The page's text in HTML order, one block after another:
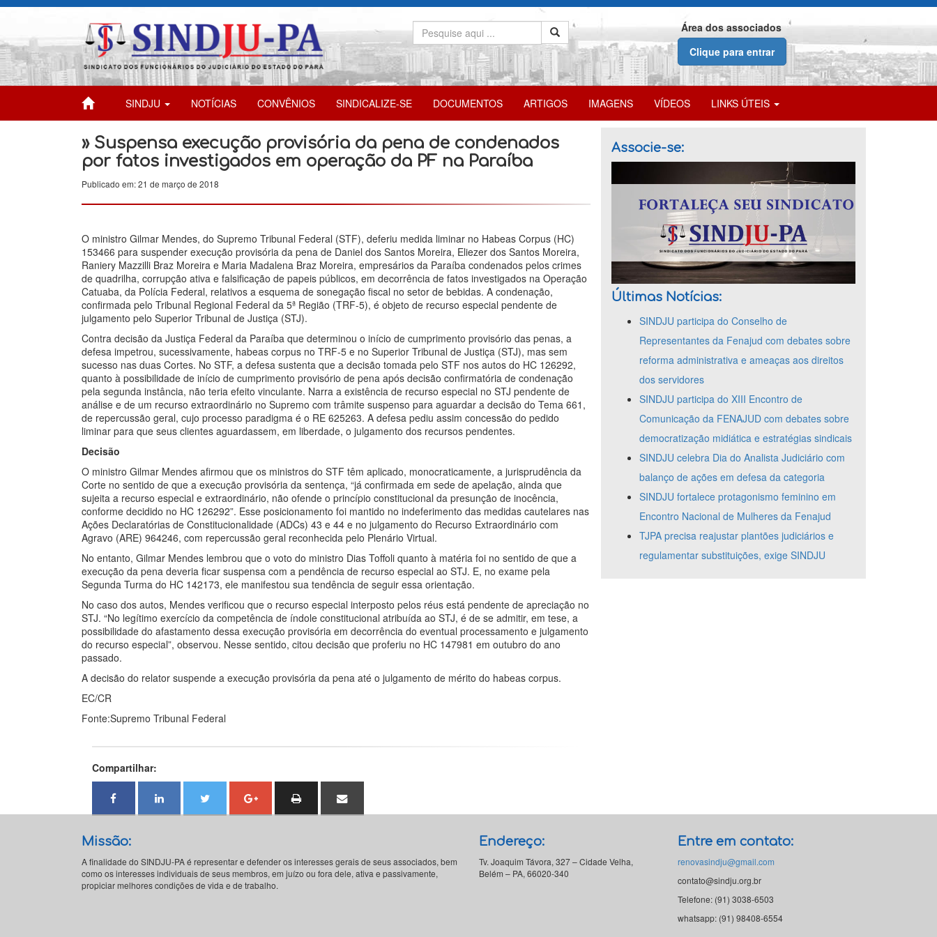
Área dos associados
Clique para entrar
SINDJU NOTÍCIAS CONVÊNIOS SINDICALIZE-SE DOCUMENTOS ARTIGOS IMAGENS VÍDEOS LINKS ÚTEIS
» Suspensa execução provisória da pena de condenados
por fatos investigados em operação da PF na Paraíba
Publicado em: 21 de março de 2018
O ministro Gilmar Mendes, do Supremo Tribunal Federal (STF), deferiu medida liminar no Habeas Corpus (HC)
153466 para suspender execução provisória da pena de Daniel dos Santos Moreira, Eliezer dos Santos Moreira,
Raniery Mazzilli Braz Moreira e Maria Madalena Braz Moreira, empresários da Paraíba condenados pelos crimes
de quadrilha, corrupção ativa e falsificação de papeis públicos, em decorrência de fatos investigados na Operação
Catuaba, da Polícia Federal, relativos a esquema de sonegação fiscal no setor de bebidas. A condenação,
confirmada pelo Tribunal Regional Federal da 5ª Região (TRF-5), é objeto de recurso especial pendente de
julgamento pelo Superior Tribunal de Justiça (STJ).
Contra decisão da Justiça Federal da Paraíba que determinou o início de cumprimento provisório das penas, a
defesa impetrou, sucessivamente, habeas corpus no TRF-5 e no Superior Tribunal de Justiça (STJ), mas sem
sucesso nas duas Cortes. No STF, a defesa sustenta que a decisão tomada pelo STF nos autos do HC 126292,
quanto à possibilidade de início de cumprimento provisório de pena após decisão confirmatória de condenação
pela segunda instância, não teria efeito vinculante. Narra a existência de recurso especial no STJ pendente de
análise e de um recurso extraordinário no Supremo com trâmite suspenso para aguardar a decisão do Tema 661,
de repercussão geral, cujo processo paradigma é o RE 625263. A defesa pediu assim concessão do pedido
liminar para que seus clientes aguardassem, em liberdade, o julgamento dos recursos pendentes.
Decisão
O ministro Gilmar Mendes afirmou que os ministros do STF têm aplicado, monocraticamente, a jurisprudência da
Corte no sentido de que a execução provisória da sentença, “já confirmada em sede de apelação, ainda que
sujeita a recurso especial e extraordinário, não ofende o princípio constitucional da presunção de inocência,
conforme decidido no HC 126292”. Esse posicionamento foi mantido no indeferimento das medidas cautelares nas
Ações Declaratórias de Constitucionalidade (ADCs) 43 e 44 e no julgamento do Recurso Extraordinário com
Agravo (ARE) 964246, com repercussão geral reconhecida pelo Plenário Virtual.
No entanto, Gilmar Mendes lembrou que o voto do ministro Dias Toffoli quanto à matéria foi no sentido de que a
execução da pena deveria ficar suspensa com a pendência de recurso especial ao STJ. E, no exame pela
Segunda Turma do HC 142173, ele manifestou sua tendência de seguir essa orientação.
No caso dos autos, Mendes verificou que o recurso especial interposto pelos réus está pendente de apreciação no
STJ. “No legítimo exercício da competência de índole constitucional atribuída ao STJ, é de se admitir, em tese, a
possibilidade do afastamento dessa execução provisória em decorrência do eventual processamento e julgamento
do recurso especial”, observou. Nesse sentido, citou decisão que proferiu no HC 147981 em outubro do ano
passado.
A decisão do relator suspende a execução provisória da pena até o julgamento de mérito do habeas corpus.
EC/CR
Fonte:Supremo Tribunal Federal
Compartilhar:
Associe-se:
Últimas Notícias:
SINDJU participa do Conselho de
Representantes da Fenajud com debates sobre
reforma administrativa e ameaças aos direitos
dos servidores
SINDJU participa do XIII Encontro de
Comunicação da FENAJUD com debates sobre
democratização midiática e estratégias sindicais
SINDJU celebra Dia do Analista Judiciário com
balanço de ações em defesa da categoria
SINDJU fortalece protagonismo feminino em
Encontro Nacional de Mulheres da Fenajud
TJPA precisa reajustar plantões judiciários e
regulamentar substituições, exige SINDJU
Missão:
A finalidade do SINDJU-PA é representar e defender os interesses gerais de seus associados, bem
como os interesses individuais de seus membros, em juízo ou fora dele, ativa e passivamente,
propiciar melhores condições de vida e de trabalho.
Endereço:
Tv. Joaquim Távora, 327 – Cidade Velha,
Belém – PA, 66020-340
Entre em contato:
renovasindju@gmail.com
contato@sindju.org.br
Telefone: (91) 3038-6503
whatsapp: (91) 98408-6554